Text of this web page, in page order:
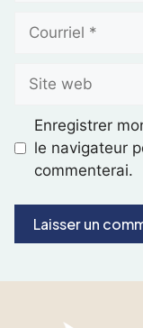
Enregistrer
le navigateur
commenterai.